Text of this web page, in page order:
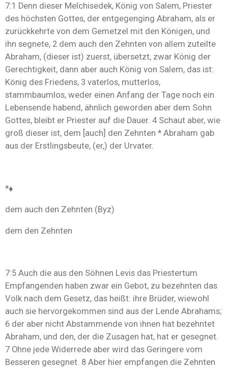
7:1 Denn dieser Melchisedek, König von Salem, Priester
des höchsten Gottes, der entgegenging Abraham, als er
zurückkehrte von dem Gemetzel mit den Königen, und
ihn segnete, 2 dem auch den Zehnten von allem zuteilte
Abraham, (dieser ist) zuerst, übersetzt, zwar König der
Gerechtigkeit, dann aber auch König von Salem, das ist:
König des Friedens, 3 vaterlos, mutterlos,
stammbaumlos, weder einen Anfang der Tage noch ein
Lebensende habend, ähnlich geworden aber dem Sohn
Gottes, bleibt er Priester auf die Dauer. 4 Schaut aber, wie
groß dieser ist, dem [auch] den Zehnten * Abraham gab
aus der Erstlingsbeute, (er,) der Urvater.
*♦
dem auch den Zehnten (Byz)
dem den Zehnten
7:5 Auch die aus den Söhnen Levis das Priestertum
Empfangenden haben zwar ein Gebot, zu bezehnten das
Volk nach dem Gesetz, das heißt: ihre Brüder, wiewohl
auch sie hervorgekommen sind aus der Lende Abrahams;
6 der aber nicht Abstammende von ihnen hat bezehntet
Abraham, und den, der die Zusagen hat, hat er gesegnet.
7 Ohne jede Widerrede aber wird das Geringere vom
Besseren gesegnet. 8 Aber hier empfangen die Zehnten